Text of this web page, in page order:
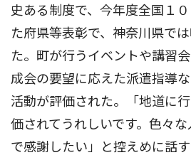
史ある制度で、今年度全国１
た府県等表彰で、神奈川県で
た。町が行うイベントや講習
成会の要望に応えた派遣指導
活動が評価された。「地道に
価されてうれしいです。色々
で感謝したい」と控えめに話す